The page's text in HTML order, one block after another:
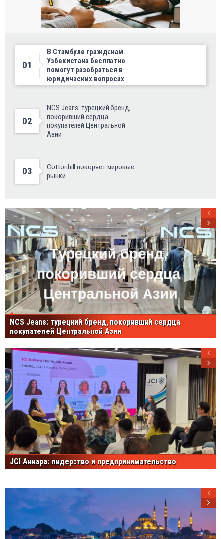
01
В Стамбуле гражданам
Узбекистана бесплатно
помогут разобраться в
юридических вопросах
02
NCS Jeans: турецкий бренд,
покоривший сердца
покупателей Центральной
Азии
03
Cottonhill покоряет мировые
рынки
NCS Jeans: турецкий бренд, покоривший сердца
покупателей Центральной Азии
JCI Анкара: лидерство и предпринимательство